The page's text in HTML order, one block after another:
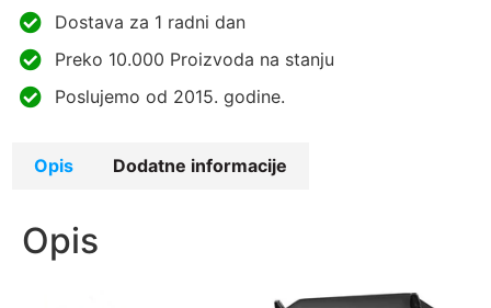
Dostava za 1 radni dan
Preko 10.000 Proizvoda na stanju
Poslujemo od 2015. godine.
Opis Dodatne informacije
Opis